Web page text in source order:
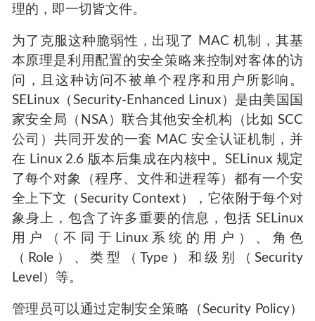
理的，即一切皆文件。
为了克服这种脆弱性，出现了 MAC 机制，其基
本原理是利用配置的安全策略来控制对客体的访
问，且这种访问不被单个程序和用户所影响。
SELinux（Security-Enhanced Linux）是由美国国
家安全局（NSA）联合其他安全机构（比如 SCC
公司）共同开发的一套 MAC 安全认证机制，并
在 Linux 2.6 版本后集成在内核中。SELinux 规定
了每个对象（程序、文件和进程等）都有一个安
全上下文（Security Context），它依附于每个对
象身上，包含了许多重要的信息，包括 SELinux
用户（不同于Linux系统的用户）、角色
（Role）、类型（Type）和级别（Security
Level）等。
管理员可以通过定制安全策略（Security Policy）